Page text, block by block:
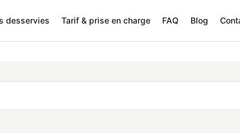
desservies Tarif & prise en charge FAQ Blog